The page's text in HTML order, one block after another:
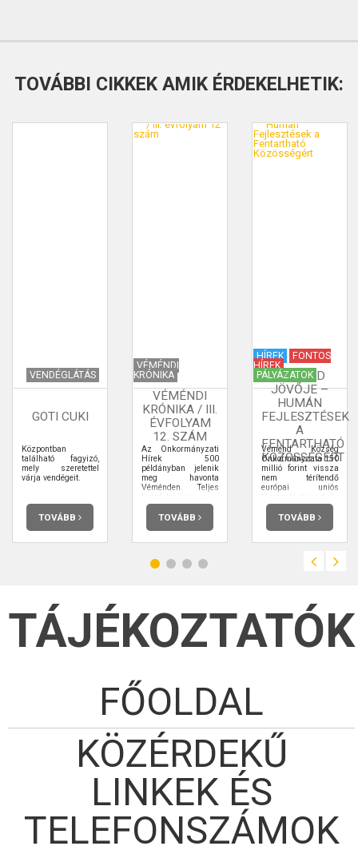
TOVÁBBI CIKKEK AMIK ÉRDEKELHETIK:
VENDÉGLÁTÁS
GOTI CUKI
Központban
található fagyizó,
mely szeretettel
várja vendégeit.
TOVÁBB
VÉMÉNDI
KRÓNIKA
VÉMÉNDI
KRÓNIKA / III.
ÉVFOLYAM
12. SZÁM
Az Önkormányzati
Hírek 500
példányban jelenik
meg havonta
Véménden. Teljes
terjedelmében
elolvashatja.
TOVÁBB
HÍREK
FONTOS
HÍREK
PÁLYÁZATOK
VÉMÉND
JÖVŐJE –
HUMÁN
FEJLESZTÉSEK
A
FENTARTHATÓ
KÖZÖSSÉGÉRT
Véménd Község
Önkormányzata 150
millió forint vissza
nem térítendő
európai uniós
támogatást nyert el.
TOVÁBB
TÁJÉKOZTATÓK
FŐOLDAL
KÖZÉRDEKŰ
LINKEK ÉS
TELEFONSZÁMOK